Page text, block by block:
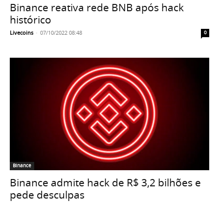
Binance reativa rede BNB após hack
histórico
Livecoins - 07/10/2022 08:48 0
Binance
Binance admite hack de R$ 3,2 bilhões e
pede desculpas